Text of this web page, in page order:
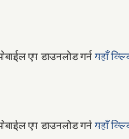
एप डाउनलोड गर्न यहाँ
एप डाउनलोड गर्न यहाँ